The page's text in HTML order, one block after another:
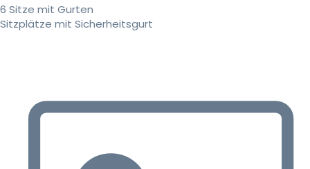
6 Sitze mit Gurten
Sitzplätze mit Sicherheitsgurt